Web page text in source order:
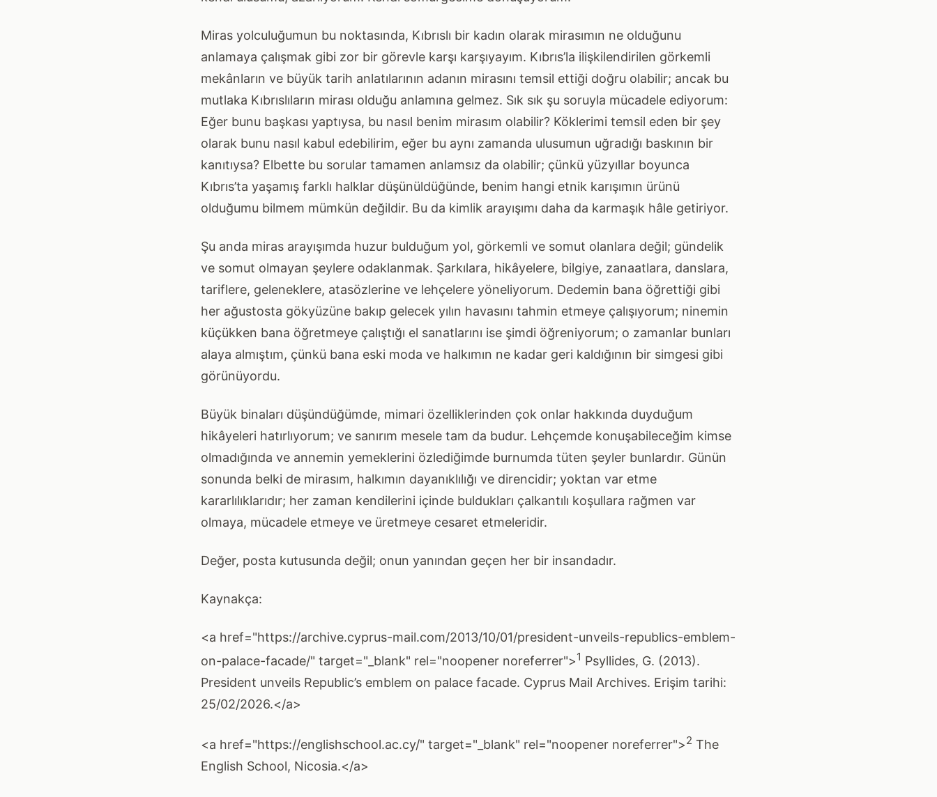
Miras yolculuğumun bu noktasında, Kıbrıslı bir kadın olarak mirasımın ne olduğunu
anlamaya çalışmak gibi zor bir görevle karşı karşıyayım. Kıbrıs’la ilişkilendirilen görkemli
mekânların ve büyük tarih anlatılarının adanın mirasını temsil ettiği doğru olabilir; ancak bu
mutlaka Kıbrıslıların mirası olduğu anlamına gelmez. Sık sık şu soruyla mücadele ediyorum:
Eğer bunu başkası yaptıysa, bu nasıl benim mirasım olabilir? Köklerimi temsil eden bir şey
olarak bunu nasıl kabul edebilirim, eğer bu aynı zamanda ulusumun uğradığı baskının bir
kanıtıysa? Elbette bu sorular tamamen anlamsız da olabilir; çünkü yüzyıllar boyunca
Kıbrıs’ta yaşamış farklı halklar düşünüldüğünde, benim hangi etnik karışımın ürünü
olduğumu bilmem mümkün değildir. Bu da kimlik arayışımı daha da karmaşık hâle getiriyor.
Şu anda miras arayışımda huzur bulduğum yol, görkemli ve somut olanlara değil; gündelik
ve somut olmayan şeylere odaklanmak. Şarkılara, hikâyelere, bilgiye, zanaatlara, danslara,
tariflere, geleneklere, atasözlerine ve lehçelere yöneliyorum. Dedemin bana öğrettiği gibi
her ağustosta gökyüzüne bakıp gelecek yılın havasını tahmin etmeye çalışıyorum; ninemin
küçükken bana öğretmeye çalıştığı el sanatlarını ise şimdi öğreniyorum; o zamanlar bunları
alaya almıştım, çünkü bana eski moda ve halkımın ne kadar geri kaldığının bir simgesi gibi
görünüyordu.
Büyük binaları düşündüğümde, mimari özelliklerinden çok onlar hakkında duyduğum
hikâyeleri hatırlıyorum; ve sanırım mesele tam da budur. Lehçemde konuşabileceğim kimse
olmadığında ve annemin yemeklerini özlediğimde burnumda tüten şeyler bunlardır. Günün
sonunda belki de mirasım, halkımın dayanıklılığı ve direncidir; yoktan var etme
kararlılıklarıdır; her zaman kendilerini içinde buldukları çalkantılı koşullara rağmen var
olmaya, mücadele etmeye ve üretmeye cesaret etmeleridir.
Değer, posta kutusunda değil; onun yanından geçen her bir insandadır.
Kaynakça:
<a href="https://archive.cyprus-mail.com/2013/10/01/president-unveils-republics-emblem-
on-palace-facade/" target="_blank" rel="noopener noreferrer">1 Psyllides, G. (2013).
President unveils Republic’s emblem on palace facade. Cyprus Mail Archives. Erişim tarihi:
25/02/2026.</a>
<a href="https://englishschool.ac.cy/" target="_blank" rel="noopener noreferrer">2 The
English School, Nicosia.</a>